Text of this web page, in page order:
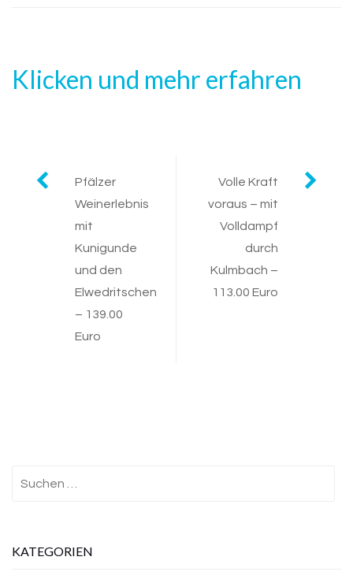
Klicken und mehr erfahren
Post
navigation
Pfälzer
Weinerlebnis
mit
Kunigunde
und den
Elwedritschen
– 139.00
Euro
Volle Kraft
voraus – mit
Volldampf
durch
Kulmbach –
113.00 Euro
KATEGORIEN